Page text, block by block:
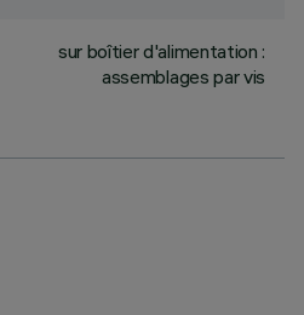
sur boîtier d'alimentation :
assemblages par vis